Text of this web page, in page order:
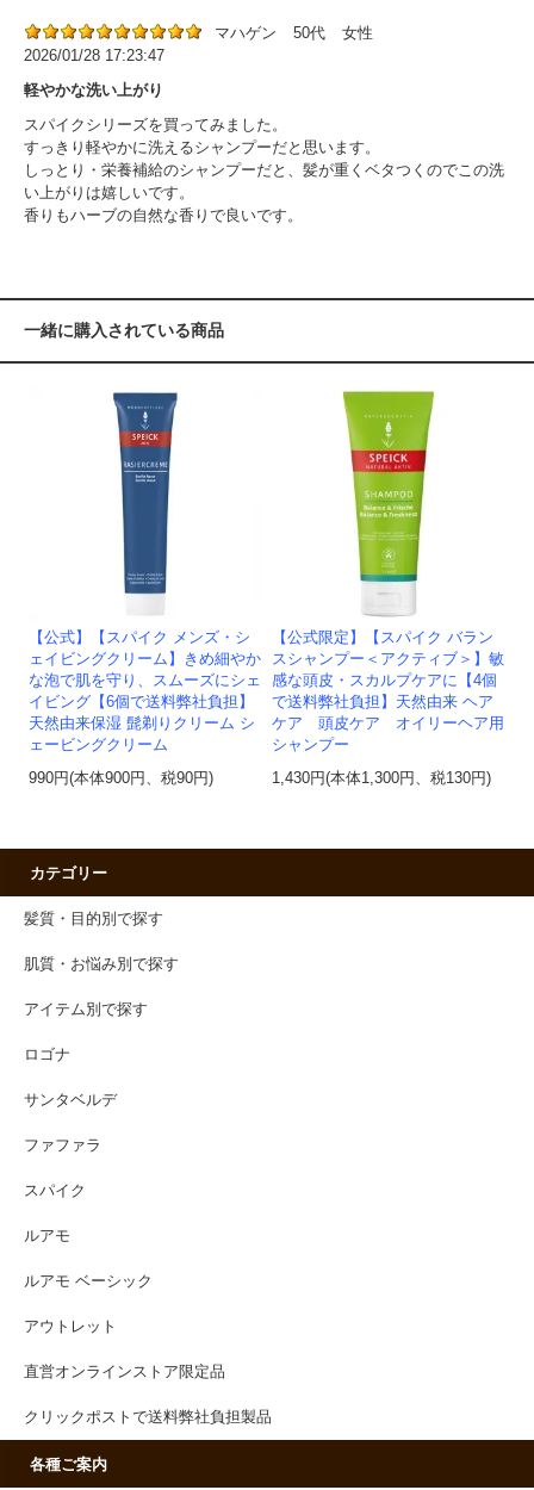
マハゲン 50代
女性
2026/01/28 17:23:47
軽やかな洗い上がり
スパイクシリーズを買ってみました。
すっきり軽やかに洗えるシャンプーだと思います。
しっとり・栄養補給のシャンプーだと、髪が重くベタつくのでこの洗
い上がりは嬉しいです。
香りもハーブの自然な香りで良いです。
一緒に購入されている商品
【公式】【スパイク メンズ・シ
ェイビングクリーム】きめ細やか
な泡で肌を守り、スムーズにシェ
イビング【6個で送料弊社負担】
天然由来保湿 髭剃りクリーム シ
ェービングクリーム
990円(本体900円、税90円)
【公式限定】【スパイク バラン
スシャンプー＜アクティブ＞】敏
感な頭皮・スカルプケアに【4個
で送料弊社負担】天然由来 ヘア
ケア 頭皮ケア オイリーヘア用
シャンプー
1,430円(本体1,300円、税130円)
カテゴリー
髪質・目的別で探す
肌質・お悩み別で探す
アイテム別で探す
ロゴナ
サンタベルデ
ファファラ
スパイク
ルアモ
ルアモ ベーシック
アウトレット
直営オンラインストア限定品
クリックポストで送料弊社負担製品
各種ご案内